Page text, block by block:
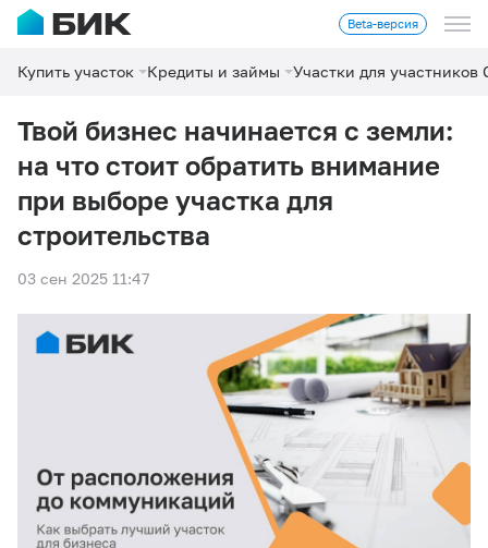
Beta-версия
Купить участок Кредиты и займы Участки для участников
Твой бизнес начинается с земли:
на что стоит обратить внимание
при выборе участка для
строительства
03 сен 2025 11:47